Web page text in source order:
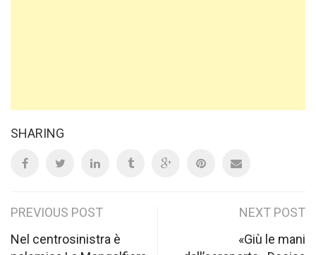
SHARING
Post
navigation
PREVIOUS POST
Nel centrosinistra è
NEXT POST
«Giù le mani